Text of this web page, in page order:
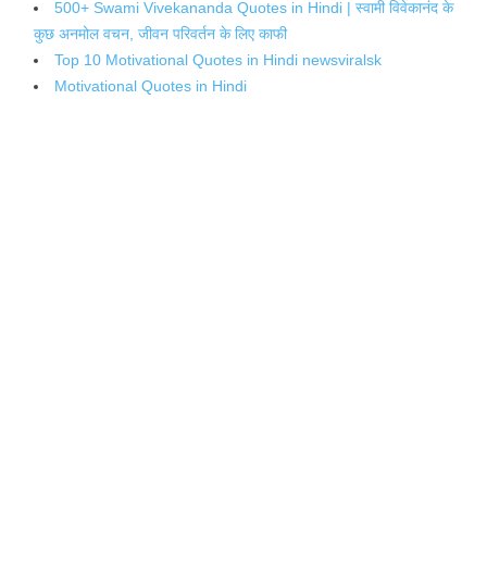
500+ Swami Vivekananda Quotes in Hindi | स्वामी विवेकानंद के
कुछ अनमोल वचन, जीवन परिवर्तन के लिए काफी
Top 10 Motivational Quotes in Hindi newsviralsk
Motivational Quotes in Hindi